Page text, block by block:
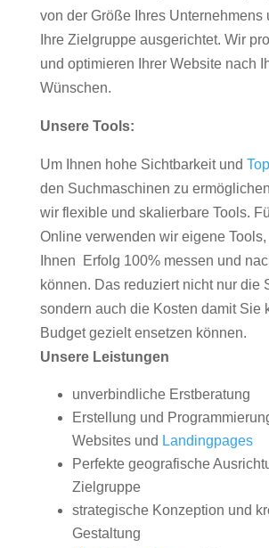
von der Größe Ihres Unternehmens
Ihre Zielgruppe ausgerichtet. Wir
und optimieren Ihrer Website nach
Wünschen.
Unsere Tools:
Um Ihnen hohe Sichtbarkeit und
den Suchmaschinen zu
wir flexible und skalierbare Tools.
Online verwenden wir eigene
Ihnen Erfolg 100% messen und
können. Das reduziert nicht nur die
sondern auch die Kosten damit Sie
Budget gezielt ensetzen können.
Unsere Leistungen
unverbindliche Erstberatung
Erstellung und
Websites und Landingpages
Perfekte geografische
Zielgruppe
strategische Konzeption und
Gestaltung